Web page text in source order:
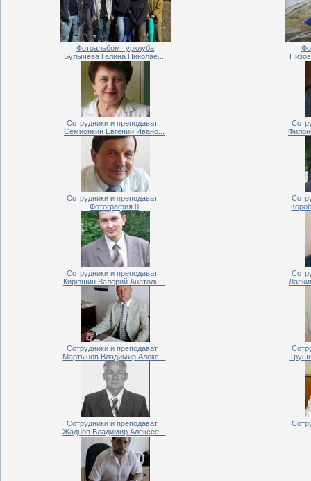
Фотоальбом турклуба
Булычева Галина Николае...
Сотрудники и преподават...
Семионкин Евгений Ивано...
Сотрудники и преподават...
Фотография 8
Сотрудники и преподават...
Кирюшин Валерий Анатоль...
Сотрудники и преподават...
Мартынов Владимир Алекс...
Сотрудники и преподават...
Жаднов Владимир Алексее...